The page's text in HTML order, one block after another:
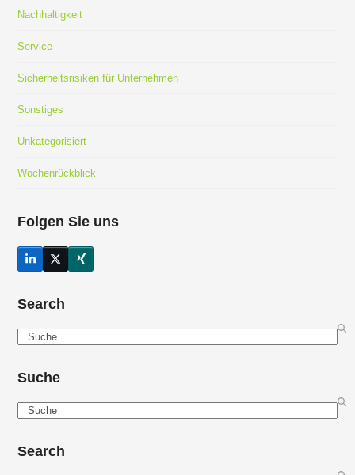
Nachhaltigkeit
Service
Sicherheitsrisiken für Unternehmen
Sonstiges
Unkategorisiert
Wochenrückblick
Folgen Sie uns
LinkedInTwitter
(deprecated)
Xing
Search
Search
Suche
Search
Search